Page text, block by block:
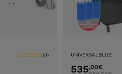
(0) UNIVERSALBLUE
535,00€